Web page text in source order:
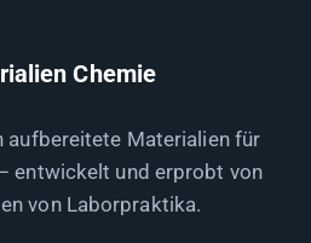
Chemie
aufbereitete Materialien für
entwickelt und erprobt von
von Laborpraktika.